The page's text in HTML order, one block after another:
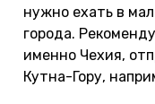
нужно ехать в
города.
именно Чехия,
Кутна-Гору,